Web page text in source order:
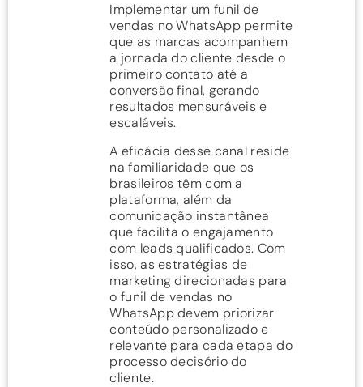
Implementar um funil de
vendas no WhatsApp permite
que as marcas acompanhem
a jornada do cliente desde o
primeiro contato até a
conversão final, gerando
resultados mensuráveis e
escaláveis.
A eficácia desse canal reside
na familiaridade que os
brasileiros têm com a
plataforma, além da
comunicação instantânea
que facilita o engajamento
com leads qualificados. Com
isso, as estratégias de
marketing direcionadas para
o funil de vendas no
WhatsApp devem priorizar
conteúdo personalizado e
relevante para cada etapa do
processo decisório do
cliente.